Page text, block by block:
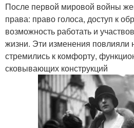
После первой мировой войны
права: право голоса, доступ к
возможность работать и
жизни. Эти изменения
стремились к комфорту,
сковывающих конструкций